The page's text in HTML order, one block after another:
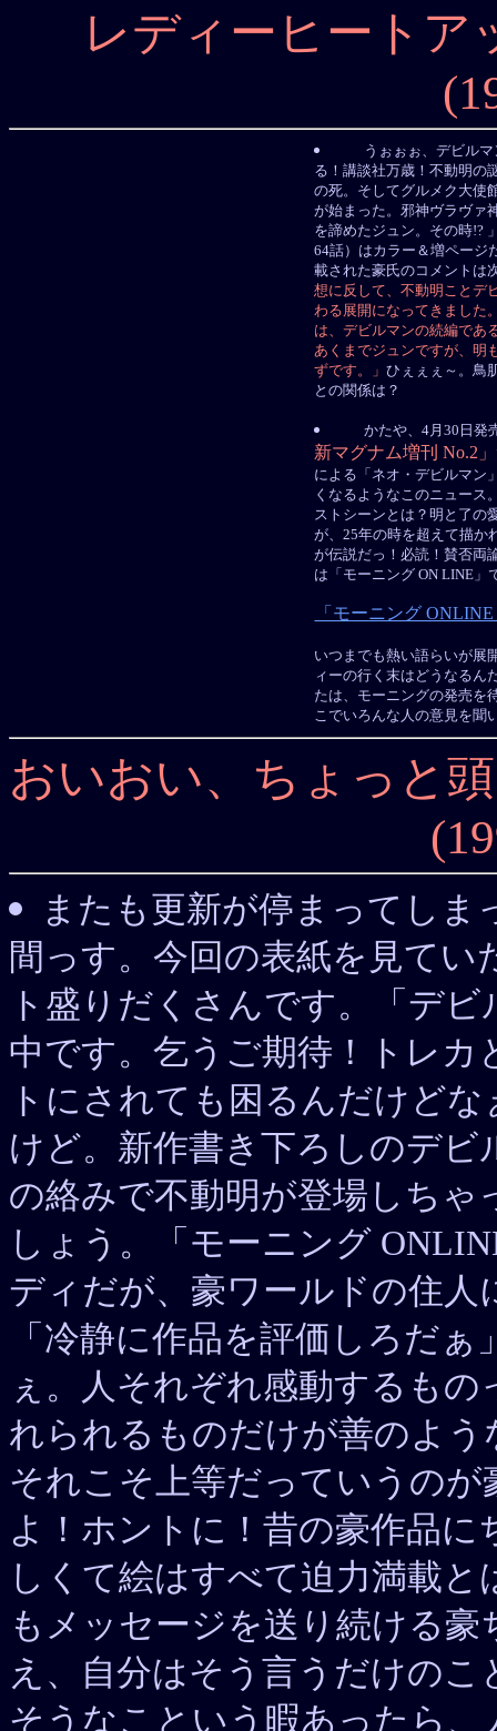
レディーヒートア
うぉぉぉ、デビル
る！講談社万歳！不動明の
の死。そしてグルメク大使
が始まった。邪神ヴラヴァ
を諦めたジュン。その時!?
64話）はカラー＆増ページ
載された豪氏のコメントは
想に反して、不動明ことデ
わる展開になってきました
は、デビルマンの続編であ
あくまでジュンですが、明
ずです。」 ひぇぇぇ～。鳥
との関係は？
かたや、4月30日発
新マグナム増刊 No.2」
による「ネオ・デビルマン
くなるようなこのニュース
ストシーンとは？明と了の
が、25年の時を超えて描
が伝説だっ！必読！賛否両
は「モーニング ON LINE」
「モーニング
いつまでも熱い語らいが展
ィーの行く末はどうなる
たは、モーニングの発売を
こでいろんな人の意見を聞
おいおい、ちょっと
またも更新が停まってし
間っす。今回の表紙を見て
ト盛りだくさんです。「デ
中です。乞うご期待！トレ
トにされても困るんだけど
けど。新作書き下ろしのデ
の絡みで不動明が登場しち
しょう。「モーニング
ディだが、豪ワールドの住
「冷静に作品を評価しろだ
ぇ。人それぞれ感動するも
れられるものだけが善のよ
それこそ上等だっていうの
よ！ホントに！昔の豪作品
しくて絵はすべて迫力満載
もメッセージを送り続ける
え、自分はそう言うだけの
そうなこという暇あったら